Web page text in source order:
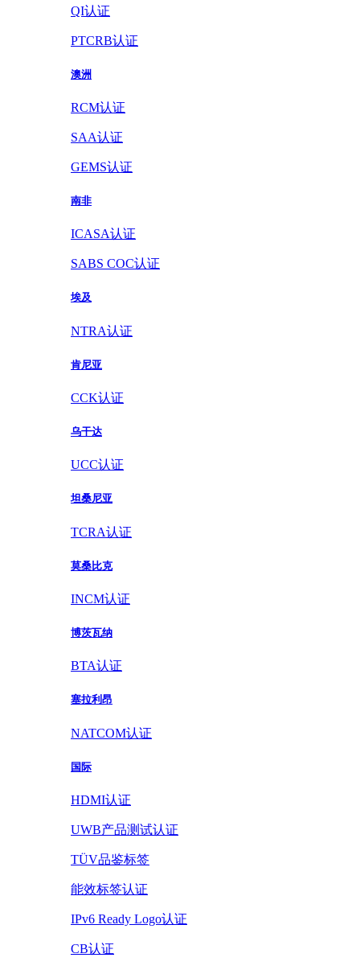
QI认证
PTCRB认证
澳洲
RCM认证
SAA认证
GEMS认证
南非
ICASA认证
SABS COC认证
埃及
NTRA认证
肯尼亚
CCK认证
乌干达
UCC认证
坦桑尼亚
TCRA认证
莫桑比克
INCM认证
博茨瓦纳
BTA认证
塞拉利昂
NATCOM认证
国际
HDMI认证
UWB产品测试认证
TÜV品鉴标签
能效标签认证
IPv6 Ready Logo认证
CB认证